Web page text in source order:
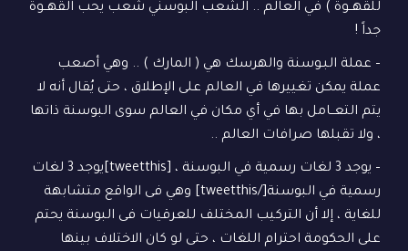
للقهــوة ) في العالم .. الشعب البوسني شعب يحب القهــوة
جداً !
– عملة البـوسنة والهرسك هي ( المارك ) .. وهي أصعب
عملة يمكن تغييرها في العالم على الإطلاق ، حتى يُقال أنه لا
يتم التعــامل بها في أي مكان في العالم سوى البوسنة ذاتها
، ولا تقبلها صرافات العالم ..
– يوجد 3 لغات رسمية في البوسنة ، [tweetthis]يوجد 3 لغات
رسمية في البوسنة[/tweetthis] وهي فى الواقع متشابهة
للغاية ، إلا أن التركيب المختلف للعرقيات فى البوسنة يحتم
على الحكومة احترام اللغات ، حتى لو كان الاختلاف بينها